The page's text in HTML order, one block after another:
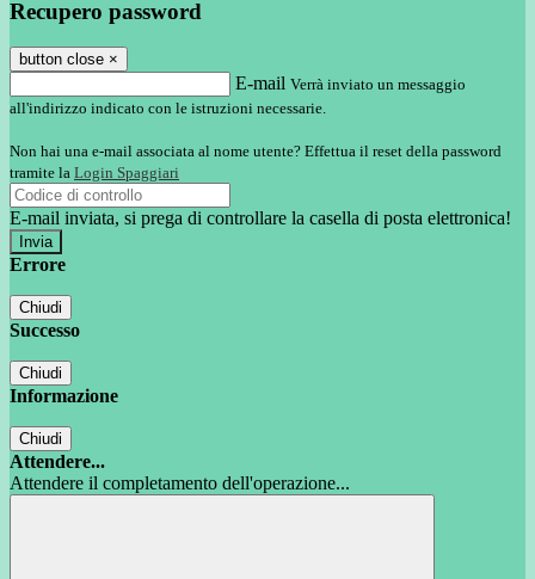
Recupero password
button close ×
E-mail Verrà inviato un messaggio
all'indirizzo indicato con le istruzioni necessarie.
Non hai una e-mail associata al nome utente? Effettua il reset della password
tramite la Login Spaggiari
E-mail inviata, si prega di controllare la casella di posta elettronica!
Errore
Chiudi
Successo
Chiudi
Informazione
Chiudi
Attendere...
Attendere il completamento dell'operazione...